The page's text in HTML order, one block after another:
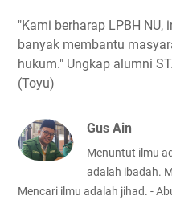
"Kami berharap LPBH NU,
banyak membantu
hukum." Ungkap alumni
(Toyu)
Gus Ain
Menuntut ilmu
adalah ibadah.
Mencari ilmu adalah jihad. -